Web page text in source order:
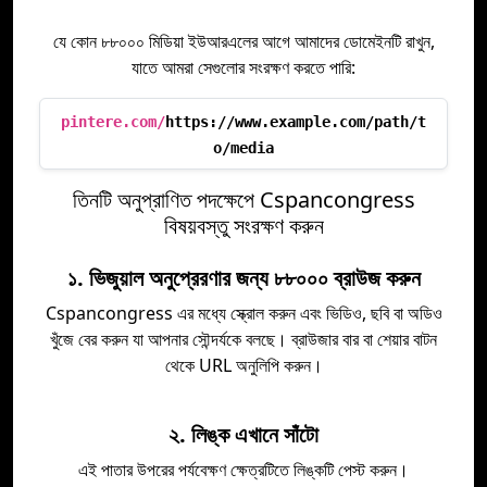
যে কোন ৮৮০০০ মিডিয়া ইউআরএলের আগে আমাদের ডোমেইনটি রাখুন,
যাতে আমরা সেগুলোর সংরক্ষণ করতে পারি:
pintere.com/https://www.example.com/path/t
o/media
তিনটি অনুপ্রাণিত পদক্ষেপে Cspancongress
বিষয়বস্তু সংরক্ষণ করুন
১. ভিজুয়াল অনুপ্রেরণার জন্য ৮৮০০০ ব্রাউজ করুন
Cspancongress এর মধ্যে স্ক্রোল করুন এবং ভিডিও, ছবি বা অডিও
খুঁজে বের করুন যা আপনার সৌন্দর্যকে বলছে। ব্রাউজার বার বা শেয়ার বাটন
থেকে URL অনুলিপি করুন।
২. লিঙ্ক এখানে সাঁটো
এই পাতার উপরের পর্যবেক্ষণ ক্ষেত্রটিতে লিঙ্কটি পেস্ট করুন।